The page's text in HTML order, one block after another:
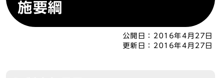
施要綱
公開日： 2016年4月27日
更新日： 2016年4月27日